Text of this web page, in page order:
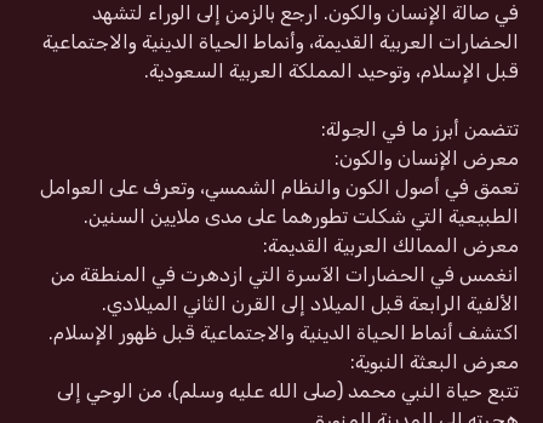
في صالة الإنسان والكون. ارجع بالزمن إلى الوراء لتشهد
الحضارات العربية القديمة، وأنماط الحياة الدينية والاجتماعية
قبل الإسلام، وتوحيد المملكة العربية السعودية.
تتضمن أبرز ما في الجولة:
معرض الإنسان والكون:
تعمق في أصول الكون والنظام الشمسي، وتعرف على العوامل
الطبيعية التي شكلت تطورهما على مدى ملايين السنين.
معرض الممالك العربية القديمة:
انغمس في الحضارات الآسرة التي ازدهرت في المنطقة من
الألفية الرابعة قبل الميلاد إلى القرن الثاني الميلادي.
اكتشف أنماط الحياة الدينية والاجتماعية قبل ظهور الإسلام.
معرض البعثة النبوية:
تتبع حياة النبي محمد (صلى الله عليه وسلم)، من الوحي إلى